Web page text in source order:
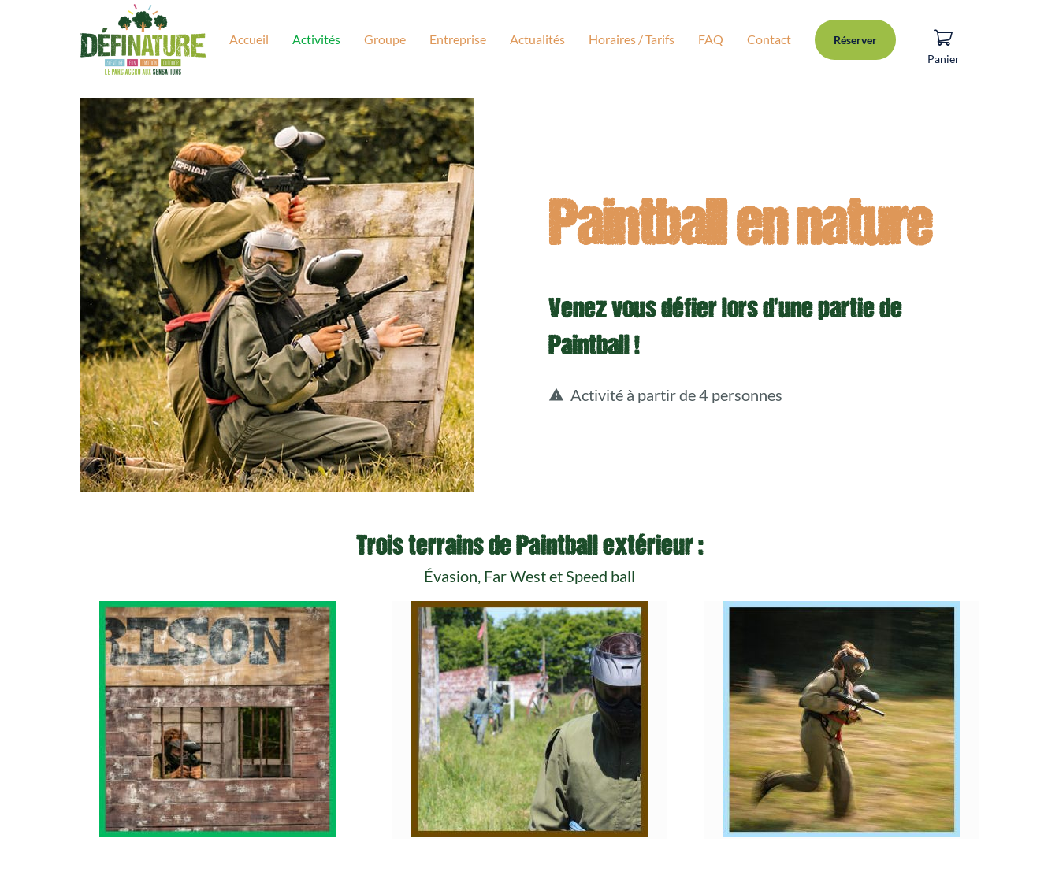
Accueil Activités Groupe Entreprise Actualités Horaires / Tarifs FAQ Contact
Réserver
Panier
Paintball en nature
Venez vous défier lors d'une partie de
Paintball !
warning Activité à partir de 4 personnes
Trois terrains de Paintball extérieur :
Évasion, Far West et Speed ball
Paintball – Évasion
Faites 2 groupes,
prisonniers contre policiers,
et tentez de sortir de prison !
Paintball – Far West
Passez du saloon à la prison
en terrain découvert ,
surveillez vos arrières...
vos ennemis ne sont jamais loin !
Paintball – Speed ball
Eliminez l'équipe adverse sur un terrain
symétrique et limité avec des règles strictes
et un temps imparti.
La version compétition du Paintball !